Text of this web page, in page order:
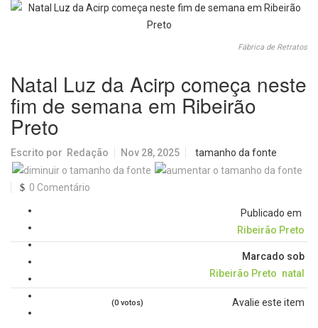
Fábrica de Retratos
Natal Luz da Acirp começa neste
fim de semana em Ribeirão
Preto
Escrito por Redação Nov 28, 2025 tamanho da fonte
0 Comentário
Publicado em
Ribeirão Preto
Marcado sob
Ribeirão Preto natal
Avalie este item
(0 votos)